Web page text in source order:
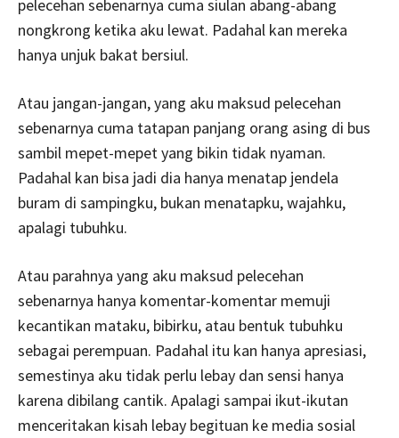
pelecehan sebenarnya cuma siulan abang-abang
nongkrong ketika aku lewat. Padahal kan mereka
hanya unjuk bakat bersiul.
Atau jangan-jangan, yang aku maksud pelecehan
sebenarnya cuma tatapan panjang orang asing di bus
sambil mepet-mepet yang bikin tidak nyaman.
Padahal kan bisa jadi dia hanya menatap jendela
buram di sampingku, bukan menatapku, wajahku,
apalagi tubuhku.
Atau parahnya yang aku maksud pelecehan
sebenarnya hanya komentar-komentar memuji
kecantikan mataku, bibirku, atau bentuk tubuhku
sebagai perempuan. Padahal itu kan hanya apresiasi,
semestinya aku tidak perlu lebay dan sensi hanya
karena dibilang cantik. Apalagi sampai ikut-ikutan
menceritakan kisah lebay begituan ke media sosial